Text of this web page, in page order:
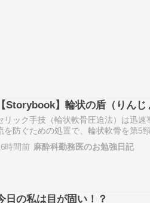
【Storybook】輪状の盾（りん
リック手技（輪状軟骨圧迫法）は迅
を防ぐための処置で、輪状軟骨を第5
迫し食道を閉塞する手技である。
圧迫）と混同されやすいが、目的と
時間前 麻酔科勤務医のお勉強日記
日の私は目が固い！？